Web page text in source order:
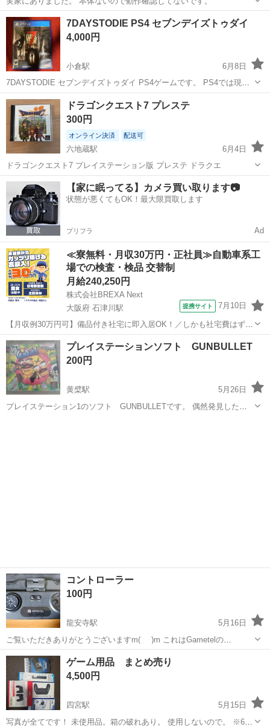
京都 福知山市
7DAYSTODIE PS4 セブンデイズトゥダイ
4,000円
小倉駅
6月8日
7DAYSTODIE セブンデイズトゥダイ PS4ゲームです。 PS4では現在
ダウンロード終了している ゲームなのでわりとレアみたいです。 綺麗
です。問題なく遊べます。 中古品となることご理解ください。
京都 宇治市 小倉駅 テレビゲーム
ドラゴンクエスト7 プレステ
300円
オンライン決済 配送可
六地蔵駅
6月4日
ドラゴンクエスト7 プレイステーション版 プレステ ドラクエ
京都 京都市 六地蔵駅 テレビゲーム プレステ
【家に眠ってる】カメラ買い取ります📷
状態が悪くてもOK！最大限買取します
プリフラ Ad
≪寮無料・月収30万円・正社員≫自動車系工
場での検査・検品 交替制
月給240,250円
株式会社BREXA Next
大阪府 石津川駅
提携サイト 7月10日
【月収例30万円可】備品付き社宅に即入居OK！／しかも社宅費はずっ
と無料♪／トラクタ本体の製造／資格経験不問★異業種からの転職活躍
中！／赴任旅費会社負担／工場まで無料送迎あり◎《大阪府堺市》 人
気の工場のお仕事 ◇トラクタ...
大阪 堺市 石津川駅 その他
プレイステーションソフト GUNBULLET
200円
黄檗駅
5月26日
プレイステーション1のソフト GUNBULLETです。 偶然発見したの
コントローラー
100円
龍安寺駅
5月16日
ご覧いただきありがとうございますm(_ _)m これはGametelの
Bluetooth対応スマートフォン用ゲームコントローラーです。 スマート
フォンを上部のクリップに装着して固定し、携帯ゲーム機のような感
覚で操作できま...
京都 京都市 龍安寺駅 テレビゲーム
ゲーム用品 まとめ売り
4,500円
四宮駅
5月15日
写真が全てです！ 未使用品。箱の破れあり。 使用しないので。 ※6月